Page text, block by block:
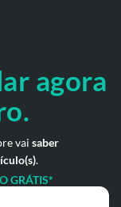
agora
vai saber
.
GRÁTIS*